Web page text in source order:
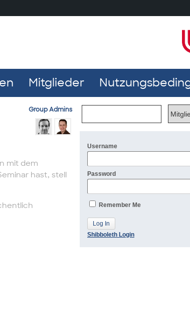
Mitglieder
Group Admins
mit dem
hast, stell
Username
Password
Remember Me
Shibboleth Login